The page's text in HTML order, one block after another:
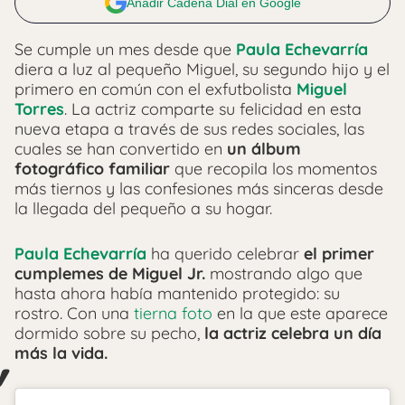
Se cumple un mes desde que Paula Echevarría
diera a luz al pequeño Miguel, su segundo hijo y el
primero en común con el exfutbolista Miguel
Torres. La actriz comparte su felicidad en esta
nueva etapa a través de sus redes sociales, las
cuales se han convertido en un álbum
fotográfico familiar que recopila los momentos
más tiernos y las confesiones más sinceras desde
la llegada del pequeño a su hogar.
Paula Echevarría ha querido celebrar el primer
cumplemes de Miguel Jr. mostrando algo que
hasta ahora había mantenido protegido: su
rostro. Con una tierna foto en la que este aparece
dormido sobre su pecho, la actriz celebra un día
más la vida.